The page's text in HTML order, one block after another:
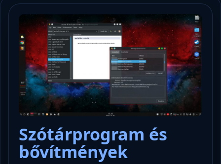
Szótárprogram és
bővítmények